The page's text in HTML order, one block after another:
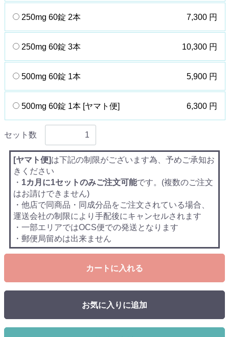
250mg 60錠 2本 7,300 円
250mg 60錠 3本 10,300 円
500mg 60錠 1本 5,900 円
500mg 60錠 1本 [ヤマト便] 6,300 円
セット数
[ヤマト便]は下記の制限がございます為、予めご承知お
きください
・ 1カ月に1セットのみご注文可能です。(複数のご注文
はお請けできません)
・他店で同商品・同成分品をご注文されている場合、
運送会社の制限により手配後にキャンセルされます
・一部エリアではOCS便での発送となります
・郵便局留めは出来ません
カートに入れる
お気に入りに追加